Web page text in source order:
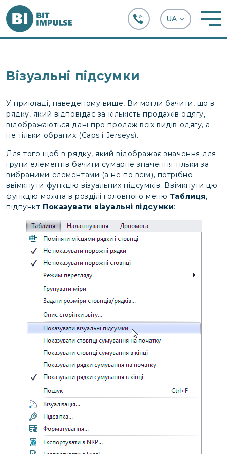
Візуальні підсумки
У прикладі, наведеному вище, Ви могли бачити, що в
рядку, який відповідає за кількість продажів одягу,
відображаються дані про продаж всіх видів одягу, а
не тільки обраних (Caps і Jerseys).
Для того щоб в рядку, який відображає значення для
групи елементів бачити сумарне значення тільки за
вибраними елементами (а не по всім), потрібно
ввімкнути функцію візуальних підсумків. Ввімкнути цю
функцію можна в розділі головного меню Таблиця,
підпункт Показувати візуальні підсумки: